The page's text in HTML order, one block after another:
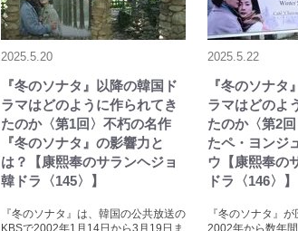
2025.5.20
『冬のソナタ』以降の韓国ド
ラマはどのように作られてき
たのか〈第1回〉不朽の名作
『冬のソナタ』の影響力と
は？【康熙奉のサランヘジョ
韓ドラ〈145〉】
『冬のソナタ』は、韓国の公共放送の
KBSで2002年1月14日から3月19日ま
2025.5.22
『冬のソナタ
ラマはどのよ
たのか〈第2
たペ・ヨンジ
ウ【康熙奉の
ドラ〈146〉】
『冬のソナタ』
2002年から数年